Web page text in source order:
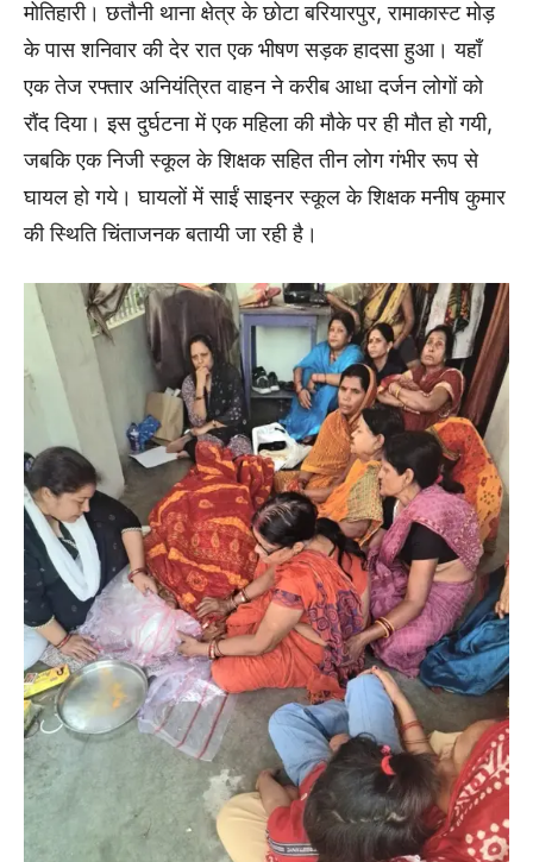
मोतिहारी। छतौनी थाना क्षेत्र के छोटा बरियारपुर, रामाकास्ट मोड़
के पास शनिवार की देर रात एक भीषण सड़क हादसा हुआ। यहाँ
एक तेज रफ्तार अनियंत्रित वाहन ने करीब आधा दर्जन लोगों को
रौंद दिया। इस दुर्घटना में एक महिला की मौके पर ही मौत हो गयी,
जबकि एक निजी स्कूल के शिक्षक सहित तीन लोग गंभीर रूप से
घायल हो गये। घायलों में साईं साइनर स्कूल के शिक्षक मनीष कुमार
की स्थिति चिंताजनक बतायी जा रही है।